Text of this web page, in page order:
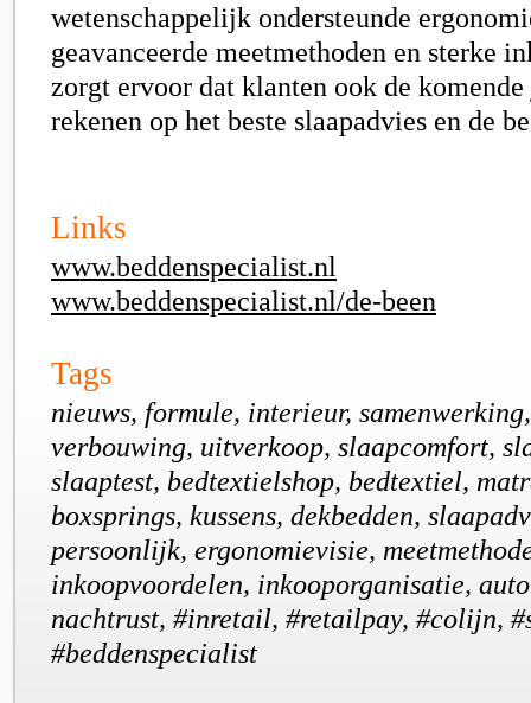
wetenschappelijk ondersteunde
geavanceerde meetmethoden en sterke
zorgt ervoor dat klanten ook de
rekenen op het beste slaapadvies en de
Links
www.beddenspecialist.nl
www.beddenspecialist.nl/de-been
Tags
nieuws, formule, interieur,
verbouwing, uitverkoop, slaapcomfort,
slaaptest, bedtextielshop, bedtextiel,
boxsprings, kussens, dekbedden,
persoonlijk, ergonomievisie,
inkoopvoordelen, inkooporganisatie,
nachtrust, #inretail, #retailpay, #colijn,
#beddenspecialist